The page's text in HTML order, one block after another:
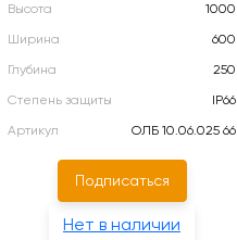
Высота
1000
Ширина
600
Глубина
250
Степень защиты
IP66
Артикул
ОЛБ 10.06.025 66
Подписаться
Нет в наличии